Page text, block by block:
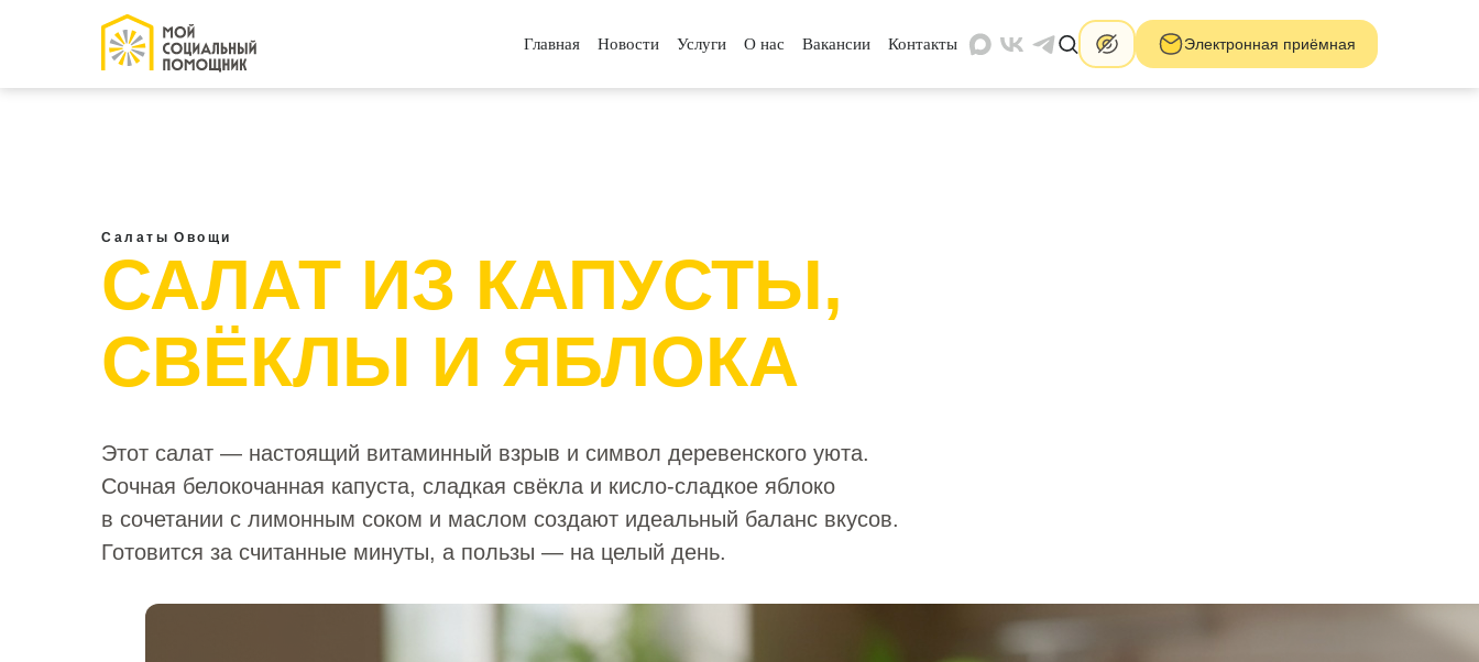
Главная Новости Услуги О нас Вакансии Контакты Электронная приёмная
Салаты Овощи
САЛАТ ИЗ КАПУСТЫ,
СВЁКЛЫ И ЯБЛОКА
Этот салат — настоящий витаминный взрыв и символ деревенского уюта.
Сочная белокочанная капуста, сладкая свёкла и кисло-сладкое яблоко
в сочетании с лимонным соком и маслом создают идеальный баланс вкусов.
Готовится за считанные минуты, а пользы — на целый день.